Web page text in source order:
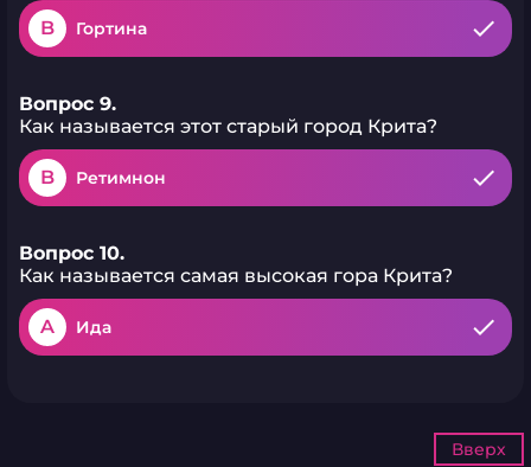
B Гортина
Вопрос 9.
Как называется этот старый город Крита?
B Ретимнон
Вопрос 10.
Как называется самая высокая гора Крита?
A Ида
Вверх